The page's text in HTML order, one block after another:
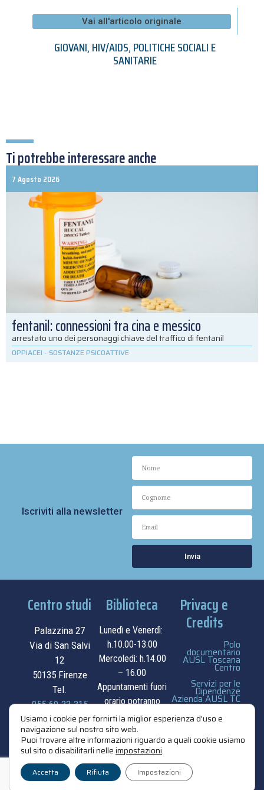
Vai all'articolo originale
GIOVANI,HIV/AIDS,POLITICHE SOCIALI E
SANITARIE
Ti potrebbe interessare anche
7 Agosto 2026
fentanil: connessioni tra cina e messico
arrestato uno dei personaggi chiave del traffico di fentanil
OPPIACEI - SOSTANZE PSICOATTIVE
Iscriviti alla newsletter
Invia
Centro studi
Palazzina 27
Via di San Salvi
12
50135 Firenze
Tel.
055.69.33.315
contatti
Biblioteca
Lunedì e Venerdì:
h.10.00-13.00
Mercoledì: h.14.00
– 16.00
Appuntamenti fuori
orario potranno
essere
concordati su
appuntamento.
contatti
Privacy e
Credits
Polo
documentario
AUSL Toscana
Centro
Servizi per le
Dipendenze
Azienda AUSL TC
privacy e cookie
Usiamo i cookie per fornirti la miglior esperienza d'uso e
navigazione sul nostro sito web.
Puoi trovare altre informazioni riguardo a quali cookie usiamo
sul sito o disabilitarli nelleimpostazioni.
Accetta Rifiuta Impostazioni